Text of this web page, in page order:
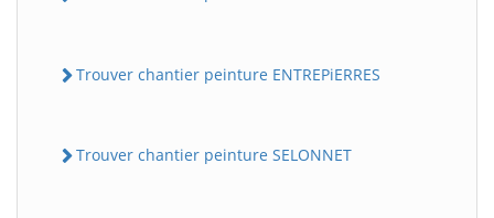
Trouver chantier peinture ENTREPiERRES
Trouver chantier peinture SELONNET